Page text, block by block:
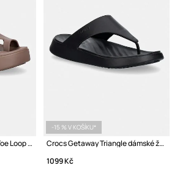
Crocs Getaway Platform Toe Loop pantofle dámské
-15 % V KOŠÍKU*
Crocs Getaway Triangle dámské žabky
1099 Kč